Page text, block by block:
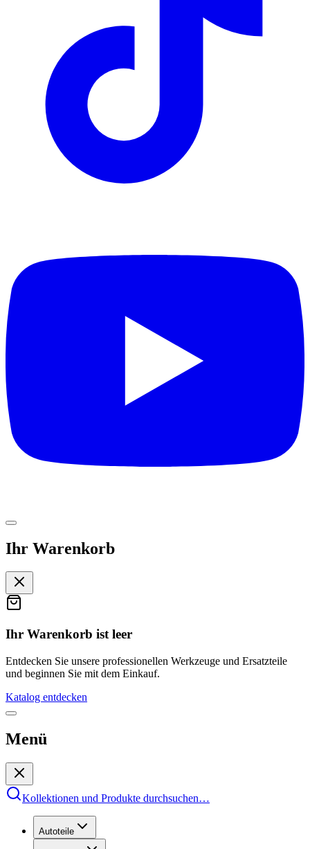
Ihr Warenkorb
Ihr Warenkorb ist leer
Entdecken Sie unsere professionellen Werkzeuge und Ersatzteile
und beginnen Sie mit dem Einkauf.
Katalog entdecken
Menü
Kollektionen und Produkte durchsuchen…
Autoteile